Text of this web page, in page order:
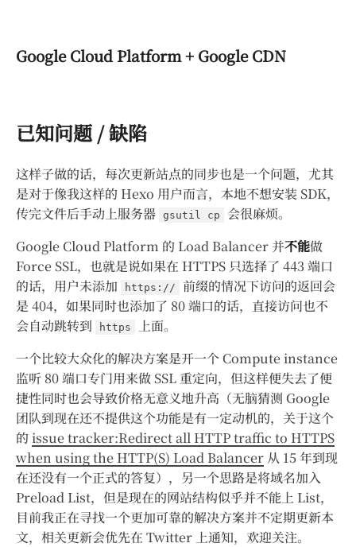
Google Cloud Platform + Google CDN
已知问题 / 缺陷
这样子做的话，每次更新站点的同步也是一个问题，尤其
是对于像我这样的 Hexo 用户而言，本地不想安装 SDK，
传完文件后手动上服务器 gsutil cp
会很麻烦。
Google Cloud Platform 的 Load Balancer 并不能做
Force SSL，也就是说如果在 HTTPS 只选择了 443 端口
的话，用户未添加
https://
前缀的情况下访问的返回会
是 404，如果同时也添加了 80 端口的话，直接访问也不
会自动跳转到
https
上面。
一个比较大众化的解决方案是开一个 Compute instance
监听 80 端口专门用来做 SSL 重定向，但这样便失去了便
捷性同时也会导致价格无意义地升高（无脑猜测 Google
团队到现在还不提供这个功能是有一定动机的，关于这个
的 issue tracker:Redirect all HTTP traffic to HTTPS
when using the HTTP(S) Load Balancer 从 15 年到现
在还没有一个正式的答复），另一个思路是将域名加入
Preload List，但是现在的网站结构似乎并不能上 List，
目前我正在寻找一个更加可靠的解决方案并不定期更新本
文，相关更新会优先在 Twitter 上通知，欢迎关注。